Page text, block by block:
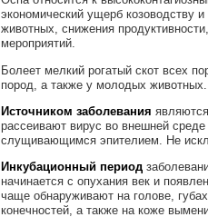
экономический ущерб козоводству
животных, снижения
мероприятий.
Болеет мелкий рогатый скот всех
пород, а также у молодых животных.
Источником заболевания
рассеивают вирус во внешней
слущивающимся эпителием. Не
Инкубационный период
начинается с опухания век и
чаще обнаруживают на голове,
конечностей, а также на коже